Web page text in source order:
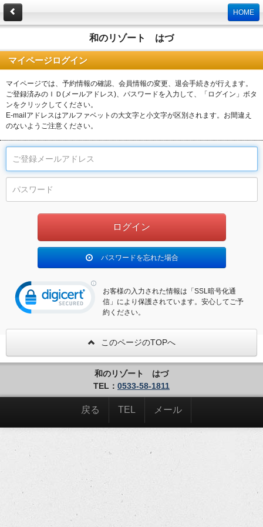
HOME
和のリゾート はづ
マイページログイン
マイページでは、予約情報の確認、会員情報の変更、退会手続きが行えます。
ご登録済みのＩＤ(メールアドレス)、パスワードを入力して、「ログイン」ボタ
ンをクリックしてください。
E-mailアドレスはアルファベットの大文字と小文字が区別されます。お間違え
のないようご注意ください。
パスワードを忘れた場合
お客様の入力された情報は「SSL暗号化通
信」により保護されています。安心してご予
約ください。
このページのTOPへ
和のリゾート はづ
TEL： 0533-58-1811
戻る TEL メール